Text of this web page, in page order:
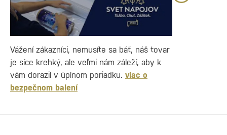
Vážení zákazníci, nemusíte sa báť, náš tovar
je síce krehký, ale veľmi nám záleží, aby k
vám dorazil v úplnom poriadku. viac o
bezpečnom balení